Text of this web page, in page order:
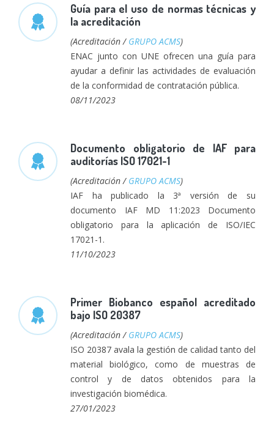
Guía para el uso de normas técnicas y
la acreditación
(Acreditación / GRUPO ACMS)
ENAC junto con UNE ofrecen una guía para
ayudar a definir las actividades de evaluación
de la conformidad de contratación pública.
08/11/2023
Documento obligatorio de IAF para
auditorías ISO 17021-1
(Acreditación / GRUPO ACMS)
IAF ha publicado la 3ª versión de su
documento IAF MD 11:2023 Documento
obligatorio para la aplicación de ISO/IEC
17021-1.
11/10/2023
Primer Biobanco español acreditado
bajo ISO 20387
(Acreditación / GRUPO ACMS)
ISO 20387 avala la gestión de calidad tanto del
material biológico, como de muestras de
control y de datos obtenidos para la
investigación biomédica.
27/01/2023